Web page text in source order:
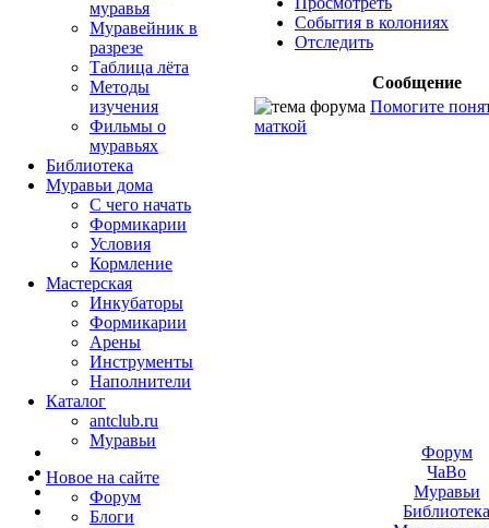
События в колониях
Отследить
Сообщение
Помогите
маткой
муравья
Муравейник в
разрезе
Таблица лёта
Методы
изучения
Фильмы о
муравьях
Библиотека
Муравьи дома
С чего начать
Формикарии
Условия
Кормление
Мастерская
Инкубаторы
Формикарии
Арены
Инструменты
Наполнители
Каталог
antclub.ru
Муравьи
Новое на сайте
Форум
Блоги
Форум
ЧаВо
Муравьи